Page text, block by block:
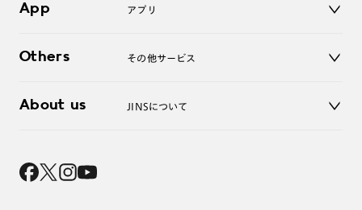
よくあるご質問
お問い合わせ
App アプリ
Others その他サービス
レンズ交換
About us JINSについて
採用情報